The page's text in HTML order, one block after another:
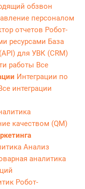
обзвон
персоналом
отчетов Робот-
ресурсами База
для УВК (CRM)
работы Все
Интеграции по
интеграции
качеством (QM)
Анализ
аналитика
Робот-